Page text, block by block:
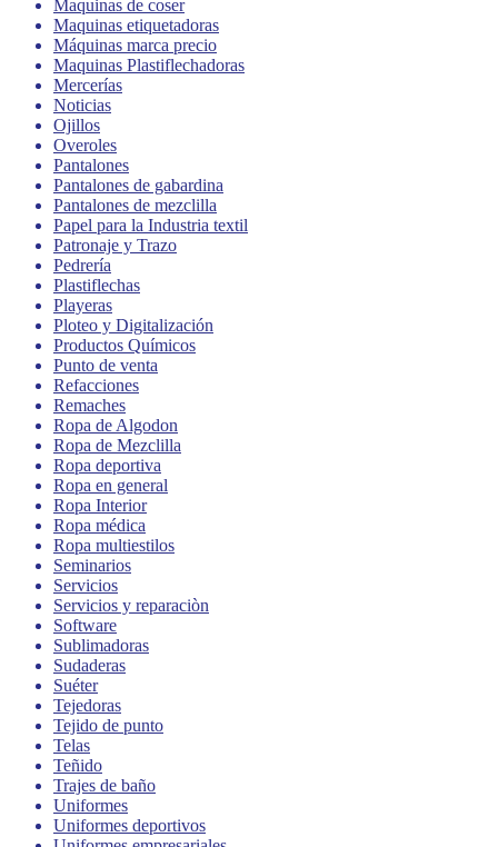
Maquinas de coser
Maquinas etiquetadoras
Máquinas marca precio
Maquinas Plastiflechadoras
Mercerías
Noticias
Ojillos
Overoles
Pantalones
Pantalones de gabardina
Pantalones de mezclilla
Papel para la Industria textil
Patronaje y Trazo
Pedrería
Plastiflechas
Playeras
Ploteo y Digitalización
Productos Químicos
Punto de venta
Refacciones
Remaches
Ropa de Algodon
Ropa de Mezclilla
Ropa deportiva
Ropa en general
Ropa Interior
Ropa médica
Ropa multiestilos
Seminarios
Servicios
Servicios y reparaciòn
Software
Sublimadoras
Sudaderas
Suéter
Tejedoras
Tejido de punto
Telas
Teñido
Trajes de baño
Uniformes
Uniformes deportivos